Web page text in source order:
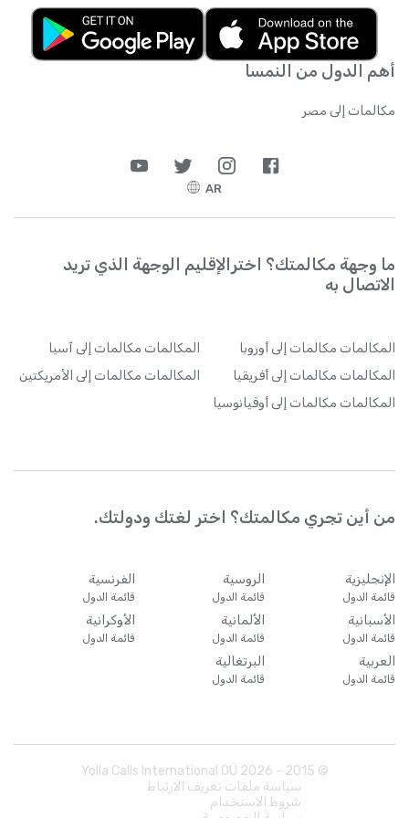
أهم الدول من النمسا
مكالمات إلى مصر
AR
ما وجهة مكالمتك؟ اخترالإقليم الوجهة الذي تريد
الاتصال به
المكالمات مكالمات إلى أوروبا المكالمات مكالمات إلى آسيا
المكالمات مكالمات إلى أفريقيا المكالمات مكالمات إلى الأمريكتين
المكالمات مكالمات إلى أوقيانوسيا
من أين تجري مكالمتك؟ اختر لغتك ودولتك.
الإنجليزية
قائمة الدول
الروسية
قائمة الدول
الفرنسية
قائمة الدول
الأسبانية
قائمة الدول
الألمانية
قائمة الدول
الأوكرانية
قائمة الدول
العربية
قائمة الدول
البرتغالية
قائمة الدول
© 2015 -
2026
سياسة ملفات تعريف الارتباط
شروط الاستخدام